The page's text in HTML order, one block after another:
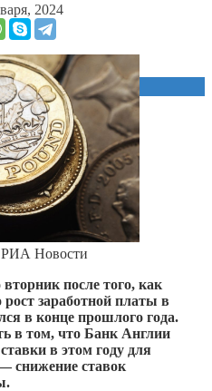
2024
РИА Новости
после того, как
заработной платы в
в конце прошлого года.
в том, что Банк Англии
в этом году для
снижение ставок